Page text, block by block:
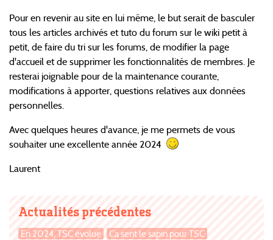
Pour en revenir au site en lui même, le but serait de basculer
tous les articles archivés et tuto du forum sur le wiki petit à
petit, de faire du tri sur les forums, de modifier la page
d'accueil et de supprimer les fonctionnalités de membres. Je
resterai joignable pour de la maintenance courante,
modifications à apporter, questions relatives aux données
personnelles.
Avec quelques heures d'avance, je me permets de vous
souhaiter une excellente année 2024
Laurent
Actualités précédentes
En 2024, TSC évolue
Ça sent le sapin pour TSC